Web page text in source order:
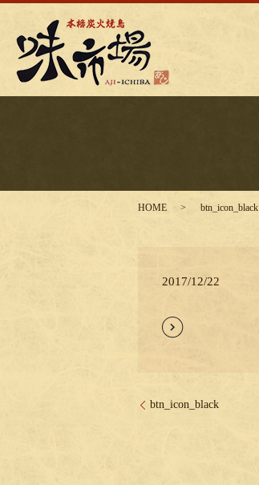
HOME btn_icon_black
2017/12/22
btn_icon_black